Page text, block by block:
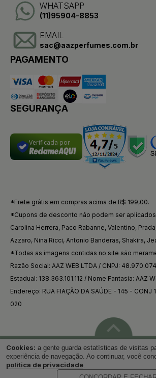
WHATSAPP
(11)95904-8853
EMAIL
sac@aazperfumes.com.br
PAGAMENTO
SEGURANÇA
Verificada por
*Frete grátis em compras acima de R$ 199,00.
*Cupons de desconto não podem ser aplicados
Carolina Herrera, Paco Rabanne, Valentino,
Azzaro, Nina Ricci, Antonio Banderas, Shakira,
*Todas as imagens contidas no site são
Razão Social: AAZ WEB LTDA / CNPJ:
Estadual: 138.363.101.112 / Nome Fantasia: AAZ
Endereço: RUA FIAÇÃO DA SAÚDE - 145 - CONJ
020
Voltar ao topo
Cookies: a gente guarda estatísticas de visitas
experiência de navegação. Ao continuar, você
política de privacidade.